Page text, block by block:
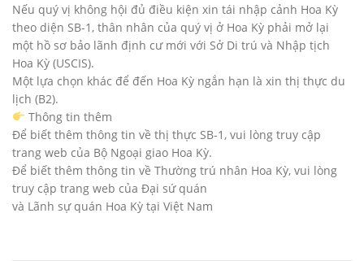
Nếu quý vị không hội đủ điều kiện xin tái nhập cảnh Hoa Kỳ
theo diện SB-1, thân nhân của quý vị ở Hoa Kỳ phải mở lại
một hồ sơ bảo lãnh định cư mới với Sở Di trú và Nhập tịch
Hoa Kỳ (USCIS).
Một lựa chọn khác để đến Hoa Kỳ ngắn hạn là xin thị thực du
lịch (B2).
Thông tin thêm
Để biết thêm thông tin về thị thực SB-1, vui lòng truy cập
trang web của Bộ Ngoại giao Hoa Kỳ.
Để biết thêm thông tin về Thường trú nhân Hoa Kỳ, vui lòng
truy cập trang web của Đại sứ quán
và Lãnh sự quán Hoa Kỳ tại Việt Nam